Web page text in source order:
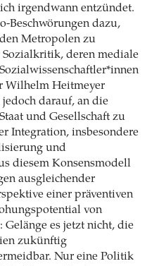
irgendwann entzündet.
Beschwörungen dazu,
Metropolen zu
Sozialkritik, deren mediale
Wilhelm Heitmeyer
darauf, an die
und Gesellschaft zu
Integration, insbesondere
und
diesem Konsensmodell
ausgleichender
einer präventiven
von
es jetzt nicht, die
zukünftig
Nur eine Politik